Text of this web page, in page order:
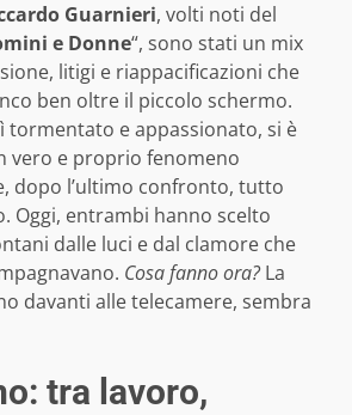
Guarnieri, volti noti del
e Donne“, sono stati un mix
litigi e riappacificazioni che
ben oltre il piccolo schermo.
tormentato e appassionato, si è
vero e proprio fenomeno
dopo l’ultimo confronto, tutto
Oggi, entrambi hanno scelto
dalle luci e dal clamore che
Cosa fanno ora?La
davanti alle telecamere, sembra
tra lavoro,